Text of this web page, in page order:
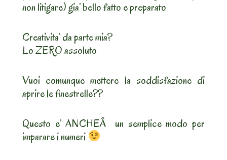
non litigare) gia’ bello fatto e preparato
Creativita’ da parte mia?
Lo ZERO assoluto
Vuoi comunque mettere la soddisfazione di
aprire le finestrelle??
Questo e’ ANCHEÂ un semplice modo per
imparare i numeri